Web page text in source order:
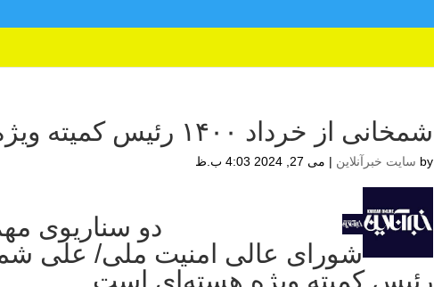
شمخانی از خرداد ۱۴۰۰ رئیس کمیته ویژه هسته‌ای است
by سایت خبرآنلاین | می 27, 2024 4:03 ب.ظ
دو سناریوی
رئیس کمیته ویژه هسته‌ای است